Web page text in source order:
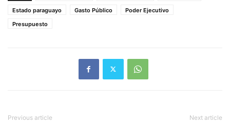
Estado paraguayo
Gasto Público
Poder Ejecutivo
Presupuesto
Previous article Next article